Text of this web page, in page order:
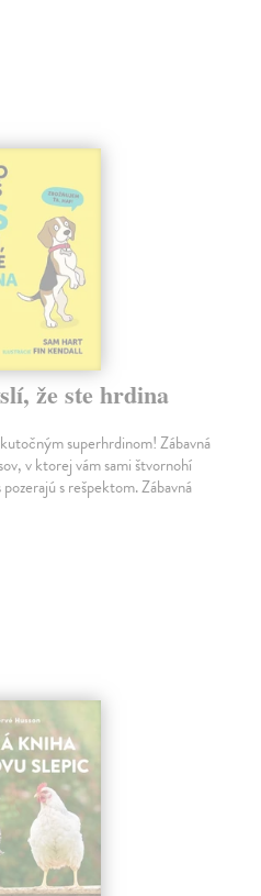
že ste hrdina
superhrdinom! Zábavná
v ktorej vám sami štvornohí
s rešpektom. Zábavná